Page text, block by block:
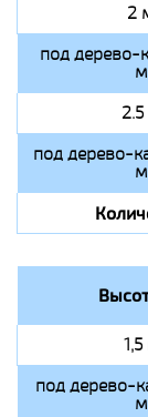
2
под дерево-
под дерево-
под дерево-